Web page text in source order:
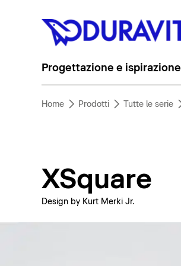
Progettazione e ispirazione
Home Prodotti Tutte le serie
XSquare
Design by Kurt Merki Jr.